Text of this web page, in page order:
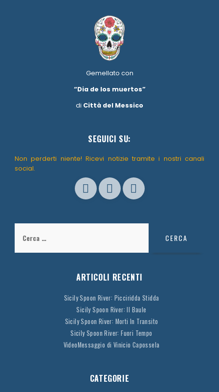
Gemellato con
“Dia de los muertos”
di Città del Messico
SEGUICI SU:
Non perderti niente! Ricevi notizie tramite i nostri canali
social.
per:
ARTICOLI RECENTI
Sicily Spoon River: Picciridda Stidda
Sicily Spoon River: Il Baule
Sicily Spoon River: Morti In Transito
Sicily Spoon River: Fuori Tempo
VideoMessaggio di Vinicio Capossela
CATEGORIE